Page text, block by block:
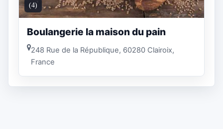
(4)
Boulangerie la maison du pain
248 Rue de la République, 60280 Clairoix,
France